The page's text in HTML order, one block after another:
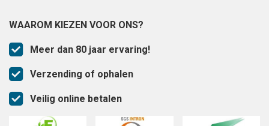
WAAROM KIEZEN VOOR ONS?
Meer dan 80 jaar ervaring!
Verzending of ophalen
Veilig online betalen